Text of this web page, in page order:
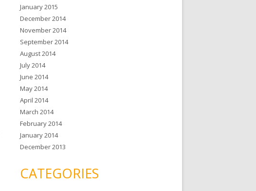
January 2015
December 2014
November 2014
September 2014
August 2014
July 2014
June 2014
May 2014
April 2014
March 2014
February 2014
January 2014
December 2013
CATEGORIES